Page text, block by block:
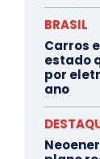
BRASIL
Carros
estado
por
ano